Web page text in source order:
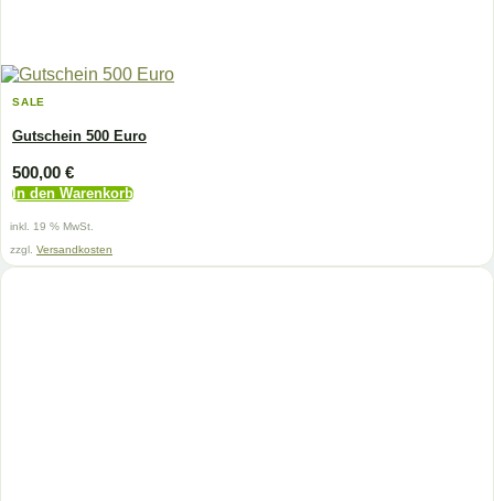
SALE
Gutschein 500 Euro
500,00 €
In den Warenkorb
inkl. 19 % MwSt.
zzgl. Versandkosten